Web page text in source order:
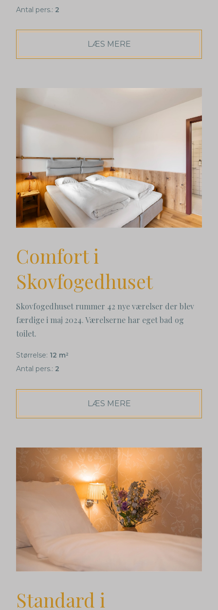
LÆS MERE
Antal pers.: 2
Comfort i
Skovfogedhuset
Skovfogedhuset rummer 42 nye værelser der blev
færdige i maj 2024. Værelserne har eget bad og
toilet.
LÆS MERE
Størrelse: 12 m2
Antal pers.: 2
Standard i